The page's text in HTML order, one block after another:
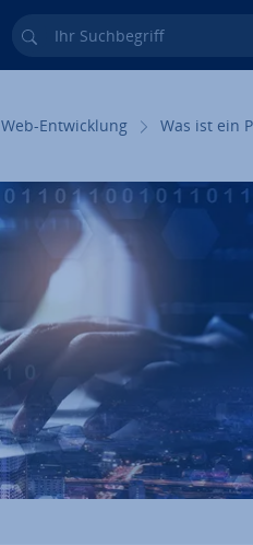
Ihr Such­be­griff
Web-Ent­wick­lung Was ist ein